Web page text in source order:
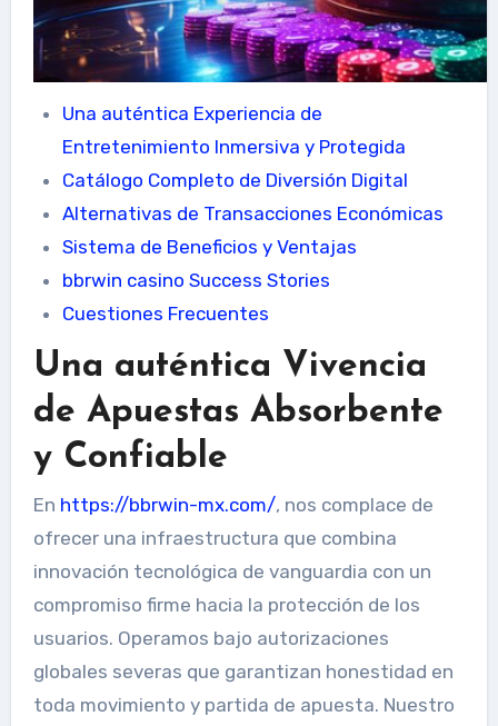
Una auténtica Experiencia de
Entretenimiento Inmersiva y Protegida
Catálogo Completo de Diversión Digital
Alternativas de Transacciones Económicas
Sistema de Beneficios y Ventajas
bbrwin casino Success Stories
Cuestiones Frecuentes
Una auténtica Vivencia
de Apuestas Absorbente
y Confiable
En https://bbrwin-mx.com/, nos complace de
ofrecer una infraestructura que combina
innovación tecnológica de vanguardia con un
compromiso firme hacia la protección de los
usuarios. Operamos bajo autorizaciones
globales severas que garantizan honestidad en
toda movimiento y partida de apuesta. Nuestro